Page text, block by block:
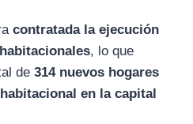
contratada la ejecución
, lo que
de 314 nuevos hogares
en la capital